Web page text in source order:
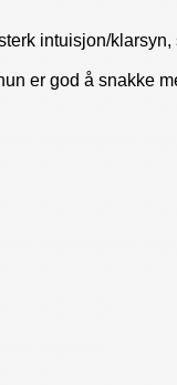
intuisjon/
er god å snakke